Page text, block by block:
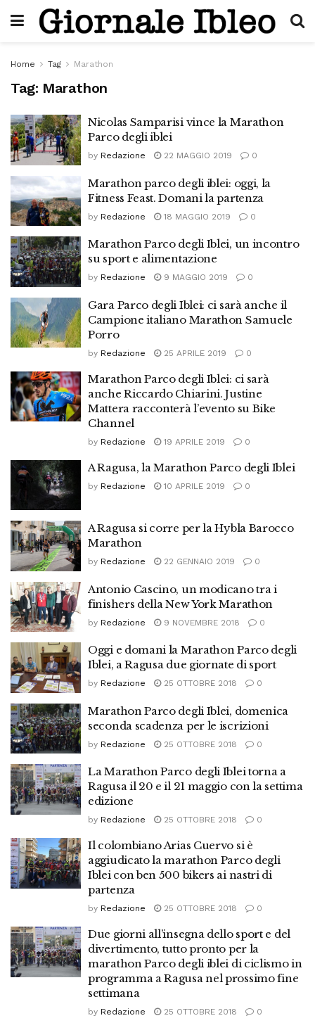
Home Tag Marathon
Tag: Marathon
Nicolas Samparisi vince la Marathon
Parco degli iblei
by Redazione 22 MAGGIO 2019 0
Marathon parco degli iblei: oggi, la
Fitness Feast. Domani la partenza
by Redazione 18 MAGGIO 2019 0
Marathon Parco degli Iblei, un incontro
su sport e alimentazione
by Redazione 9 MAGGIO 2019 0
Gara Parco degli Iblei: ci sarà anche il
Campione italiano Marathon Samuele
Porro
by Redazione 25 APRILE 2019 0
Marathon Parco degli Iblei: ci sarà
anche Riccardo Chiarini. Justine
Mattera racconterà l’evento su Bike
Channel
by Redazione 19 APRILE 2019 0
A Ragusa, la Marathon Parco degli Iblei
by Redazione 10 APRILE 2019 0
A Ragusa si corre per la Hybla Barocco
Marathon
by Redazione 22 GENNAIO 2019 0
Antonio Cascino, un modicano tra i
finishers della New York Marathon
by Redazione 9 NOVEMBRE 2018 0
Oggi e domani la Marathon Parco degli
Iblei, a Ragusa due giornate di sport
by Redazione 25 OTTOBRE 2018 0
Marathon Parco degli Iblei, domenica
seconda scadenza per le iscrizioni
by Redazione 25 OTTOBRE 2018 0
La Marathon Parco degli Iblei torna a
Ragusa il 20 e il 21 maggio con la settima
edizione
by Redazione 25 OTTOBRE 2018 0
Il colombiano Arias Cuervo si è
aggiudicato la marathon Parco degli
Iblei con ben 500 bikers ai nastri di
partenza
by Redazione 25 OTTOBRE 2018 0
Due giorni all’insegna dello sport e del
divertimento, tutto pronto per la
marathon Parco degli iblei di ciclismo in
programma a Ragusa nel prossimo fine
settimana
by Redazione 25 OTTOBRE 2018 0